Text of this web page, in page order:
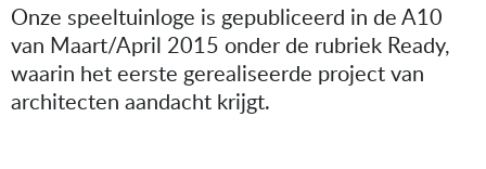
Onze speeltuinloge is gepubliceerd in de A10
van Maart/April 2015 onder de rubriek Ready,
waarin het eerste gerealiseerde project van
architecten aandacht krijgt.